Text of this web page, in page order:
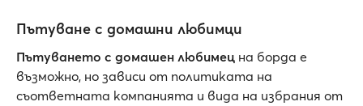
Пътуване с домашни любимци
Пътуването с домашен любимец на борда е
възможно, но зависи от политиката на
съответната компанията и вида на избрания от